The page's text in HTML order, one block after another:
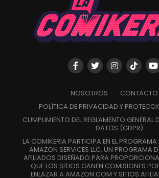
NOSOTROS
CONTACTO
POLÍTICA DE PRIVACIDAD Y
CUMPLIMIENTO DEL REGLAMENTO GENERAL
DATOS (GDPR)
LA COMIKERIA PARTICIPA EN EL
AMAZON SERVICES LLC, UN PROGRAMA
AFILIADOS DISEÑADO PARA
QUE LOS SITIOS GANEN COMISIONES
ENLAZAR A AMAZON.COM Y SITIOS